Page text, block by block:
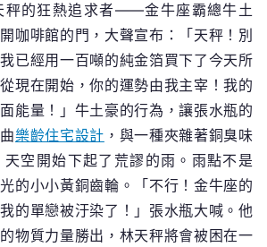
秤的狂熱追求者——金牛座霸總牛土
咖啡館的門，大聲宣布：「天秤！別
已經用一百噸的純金箔買下了今天所
現在開始，你的運勢由我主宰！我的
能量！」牛土豪的行為，讓張水瓶的
樂齡住宅設計 ，與一種夾雜著銅臭味
空開始下起了荒謬的雨。雨點不是
的小小黃銅齒輪。「不行！金牛座的
的單戀被汙染了！」張水瓶大喊。他
物質力量勝出，林天秤將會被困在一